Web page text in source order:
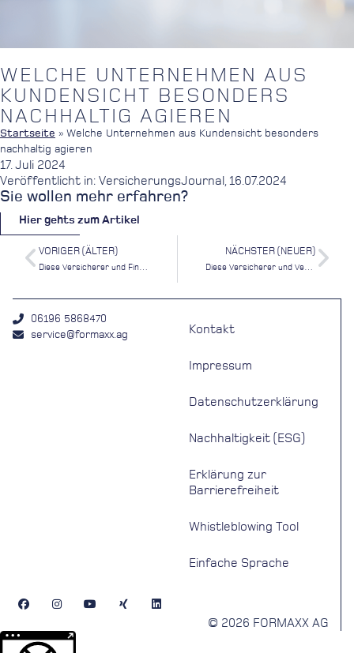
WELCHE UNTERNEHMEN AUS
KUNDENSICHT BESONDERS
NACHHALTIG AGIEREN
Startseite » Welche Unternehmen aus Kundensicht besonders
nachhaltig agieren
17. Juli 2024
Veröffentlicht in: VersicherungsJournal, 16.07.2024
Sie wollen mehr erfahren?
Hier gehts zum Artikel
VORIGER (ÄLTER)
Diese Versicherer und Finanzdienstleister werden von Kunden am besten bewertet
NÄCHSTER (NEUER)
Diese Versicherer und Vertriebe bieten die beste Kundenorientierung
06196 5868470
service@formaxx.ag
Kontakt
Impressum
Datenschutzerklärung
Nachhaltigkeit (ESG)
Erklärung zur
Barrierefreiheit
Whistleblowing Tool
Einfache Sprache
© 2026 FORMAXX AG
Weitere Informationen über den gesperrten Inhalt.